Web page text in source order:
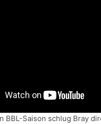
BBL-Saison schlug Bray